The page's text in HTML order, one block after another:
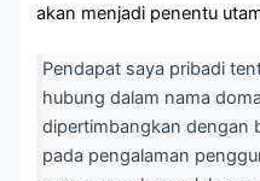
akan menjadi penentu
Pendapat saya pribadi
hubung dalam nama
dipertimbangkan dengan
pada pengalaman